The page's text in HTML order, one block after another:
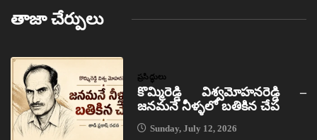
తాజా చేర్పులు
ప్రసిద్ధులు
కొమ్మిరెడ్డి విశ్వమోహనరెడ్డి –
జనమనే నీళ్ళలో బతికిన చేప
Sunday, July 12, 2026